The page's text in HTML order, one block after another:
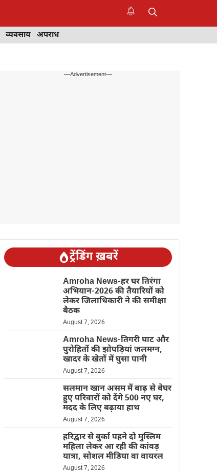
व्यवसाय अपराध
---Advertisement---
ट्रेंडिंग ख़बरें
Amroha News-हर घर तिरंगा
अभियान-2026 की तैयारियों को
लेकर जिलाधिकारी ने की समीक्षा
बैठक
August 7, 2026
Amroha News-तिगरी घाट और
पुरोहितों की झोपड़ियां जलमग्न,
खादर के खेतों में घुसा पानी
August 7, 2026
सलमान खान असम में बाढ़ से बेघर
हुए परिवारों को देंगे 500 नए घर,
मदद के लिए बढ़ाया हाथ
August 7, 2026
हरिद्वार से बुर्का पहने दो मुस्लिम
महिला लेकर आ रही की कांवड़
यात्रा, सोशल मीडिया वा वायरल
August 7, 2026